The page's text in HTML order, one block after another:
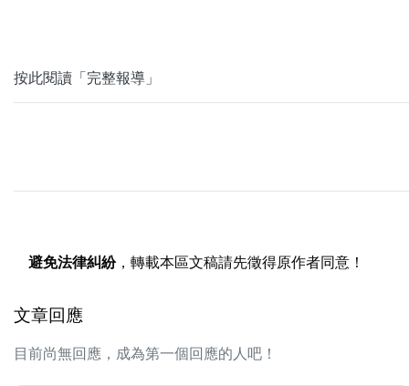
按此閱讀「完整報導」
避免法律糾紛，轉載本區文稿請先徵得原作者同意！
文章回應
目前尚無回應，成為第一個回應的人吧！